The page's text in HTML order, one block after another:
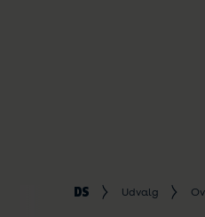
Udvalg